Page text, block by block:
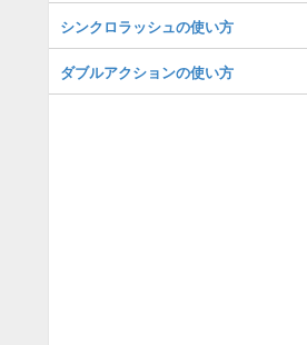
シンクロラッシュの使い方
ダブルアクションの使い方